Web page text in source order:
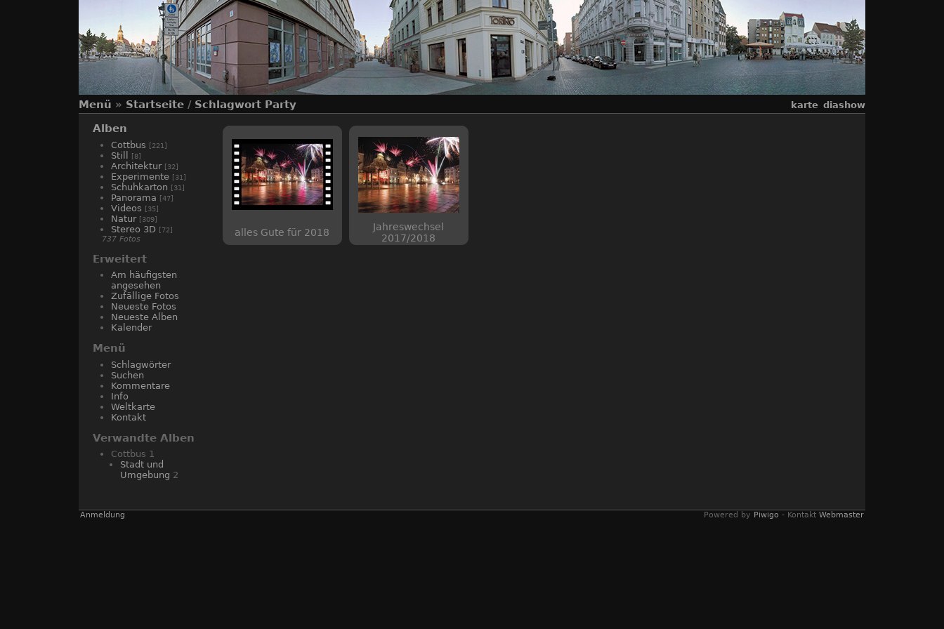
Menü » Startseite / Schlagwort Party karte diashow
Alben
Cottbus [221]
Still [8]
Architektur [32]
Experimente [31]
Schuhkarton [31]
Panorama [47]
Videos [35]
Natur [309]
Stereo 3D [72]
737 Fotos
Erweitert
Am häufigsten
angesehen
Zufällige Fotos
Neueste Fotos
Neueste Alben
Kalender
Menü
Schlagwörter
Suchen
Kommentare
Info
Weltkarte
Kontakt
Verwandte Alben
Cottbus 1
Stadt und
Umgebung 2
alles Gute für 2018
Jahreswechsel
2017/2018
Anmeldung Powered by Piwigo - Kontakt Webmaster